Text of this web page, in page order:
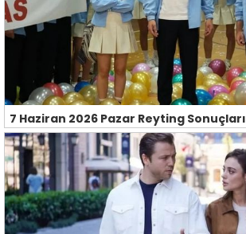
7 Haziran 2026 Pazar Reyting Sonuçları